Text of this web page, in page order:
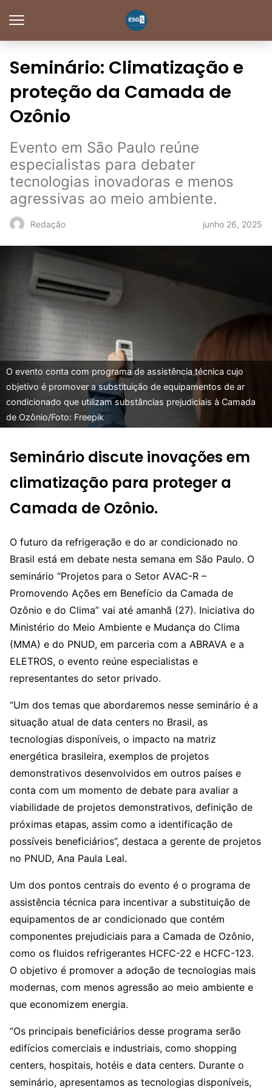
Seminário: Climatização e
proteção da Camada de
Ozônio
Evento em São Paulo reúne
especialistas para debater
tecnologias inovadoras e menos
agressivas ao meio ambiente.
Redação junho 26, 2025
O evento conta com programa de assistência técnica cujo
objetivo é promover a substituição de equipamentos de ar
condicionado que utilizam substâncias prejudiciais à Camada
de Ozônio/Foto: Freepik
Seminário discute inovações em
climatização para proteger a
Camada de Ozônio.
O futuro da refrigeração e do ar condicionado no
Brasil está em debate nesta semana em São Paulo. O
seminário “Projetos para o Setor AVAC-R –
Promovendo Ações em Benefício da Camada de
Ozônio e do Clima” vai até amanhã (27). Iniciativa do
Ministério do Meio Ambiente e Mudança do Clima
(MMA) e do PNUD, em parceria com a ABRAVA e a
ELETROS, o evento reúne especialistas e
representantes do setor privado.
“Um dos temas que abordaremos nesse seminário é a
situação atual de data centers no Brasil, as
tecnologias disponíveis, o impacto na matriz
energética brasileira, exemplos de projetos
demonstrativos desenvolvidos em outros países e
conta com um momento de debate para avaliar a
viabilidade de projetos demonstrativos, definição de
próximas etapas, assim como a identificação de
possíveis beneficiários”, destaca a gerente de projetos
no PNUD, Ana Paula Leal.
Um dos pontos centrais do evento é o programa de
assistência técnica para incentivar a substituição de
equipamentos de ar condicionado que contém
componentes prejudiciais para a Camada de Ozônio,
como os fluidos refrigerantes HCFC-22 e HCFC-123.
O objetivo é promover a adoção de tecnologias mais
modernas, com menos agressão ao meio ambiente e
que economizem energia.
“Os principais beneficiários desse programa serão
edifícios comerciais e industriais, como shopping
centers, hospitais, hotéis e data centers. Durante o
seminário, apresentamos as tecnologias disponíveis,